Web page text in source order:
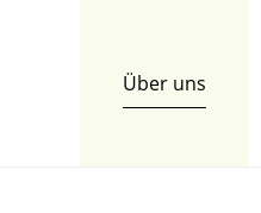
Über uns